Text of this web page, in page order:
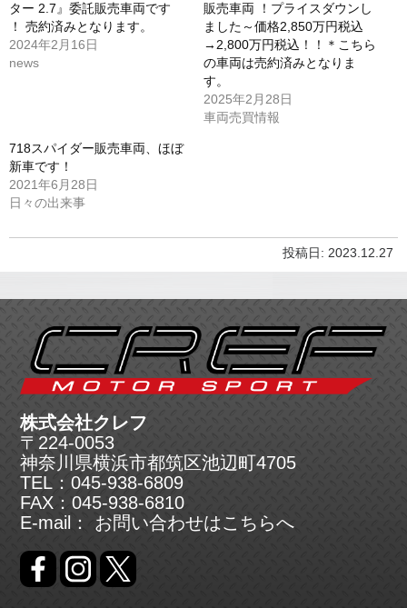
ター 2.7』委託販売車両です
！ 売約済みとなります。
2024年2月16日
news
販売車両 ！プライスダウンし
ました～価格2,850万円税込
→2,800万円税込！！＊こちら
の車両は売約済みとなりま
す。
2025年2月28日
車両売買情報
718スパイダー販売車両、ほぼ
新車です！
2021年6月28日
日々の出来事
投稿日: 2023.12.27
株式会社クレフ
〒224-0053
神奈川県横浜市都筑区池辺町4705
TEL：045-938-6809
FAX：045-938-6810
E-mail： お問い合わせはこちらへ